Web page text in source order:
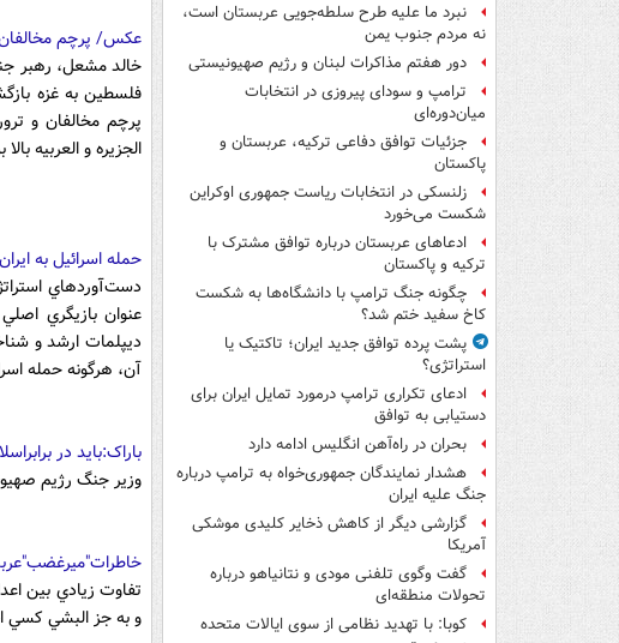
نبرد ما علیه طرح سلطه‌جویی عربستان است،
نه مردم جنوب یمن
دور هفتم مذاکرات لبنان و رژیم صهیونیستی
ترامپ و سودای پیروزی در انتخابات
میان‌دوره‌ای
جزئیات توافق دفاعی ترکیه، عربستان و
پاکستان
زلنسکی در انتخابات ریاست جمهوری اوکراین
شکست می‌خورد
ادعاهای عربستان درباره توافق مشترک با
ترکیه و پاکستان
چگونه جنگ ترامپ با دانشگاه‌ها به شکست
کاخ سفید ختم شد؟
پشت پرده توافق جدید ایران؛ تاکتیک یا
استراتژی؟
ادعای تکراری ترامپ درمورد تمایل ایران برای
دستیابی به توافق
بحران در راه‌آهن انگلیس ادامه دارد
هشدار نمایندگان جمهوری‌خواه به ترامپ درباره
جنگ علیه ایران
گزارشی دیگر از کاهش ذخایر کلیدی موشکی
آمریکا
گفت وگوی تلفنی مودی و نتانیاهو درباره
تحولات منطقه‌ای
کوبا: با تهدید نظامی از سوی ایالات متحده
عکس/ پرچم
خالد مشعل، رهبر
فلسطين به غزه
پرچم مخالفان و
الجزيره و العربيه بالا
حمله اسرائيل به
عنوان بازيگري
ديپلمات ارشد و
آن،‌ هرگونه حمله
باراک:باید در
وزیر جنگ رژیم
تفاوت زيادي بين
و به جز البشي کسي